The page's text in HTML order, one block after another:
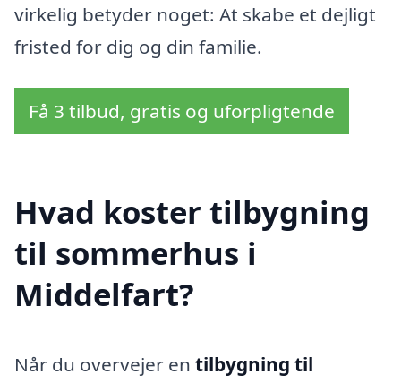
virkelig betyder noget: At skabe et dejligt
fristed for dig og din familie.
Få 3 tilbud, gratis og uforpligtende
Hvad koster tilbygning
til sommerhus i
Middelfart?
Når du overvejer en tilbygning til